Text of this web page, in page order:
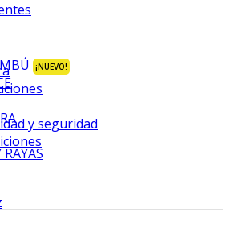
¡NUEVO!
y seguridad